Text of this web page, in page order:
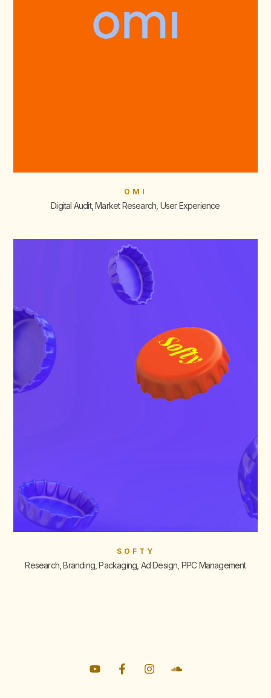
OMI
Digital Audit, Market Research, User Experience
SOFTY
Research, Branding, Packaging, Ad Design, PPC Management